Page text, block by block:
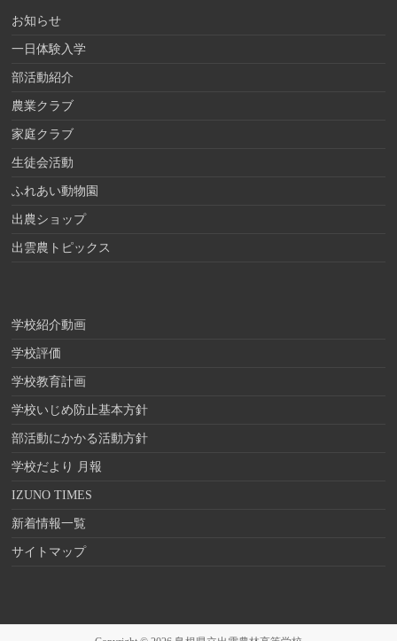
お知らせ
一日体験入学
部活動紹介
農業クラブ
家庭クラブ
生徒会活動
ふれあい動物園
出農ショップ
出雲農トピックス
学校紹介動画
学校評価
学校教育計画
学校いじめ防止基本方針
部活動にかかる活動方針
学校だより 月報
IZUNO TIMES
新着情報一覧
サイトマップ